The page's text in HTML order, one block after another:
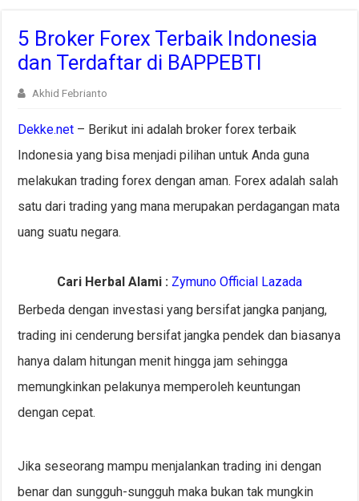
5 Broker Forex Terbaik Indonesia
dan Terdaftar di BAPPEBTI
Akhid Febrianto
Dekke.net – Berikut ini adalah broker forex terbaik
Indonesia yang bisa menjadi pilihan untuk Anda guna
melakukan trading forex dengan aman. Forex adalah salah
satu dari trading yang mana merupakan perdagangan mata
uang suatu negara.
Cari Herbal Alami : Zymuno Official Lazada
Berbeda dengan investasi yang bersifat jangka panjang,
trading ini cenderung bersifat jangka pendek dan biasanya
hanya dalam hitungan menit hingga jam sehingga
memungkinkan pelakunya memperoleh keuntungan
dengan cepat.
Jika seseorang mampu menjalankan trading ini dengan
benar dan sungguh-sungguh maka bukan tak mungkin